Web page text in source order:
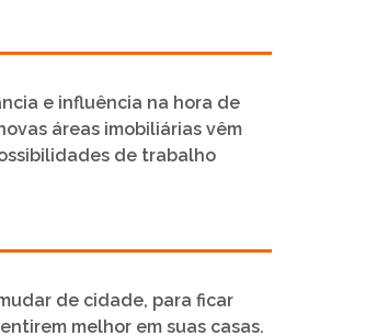
e influência na hora de
áreas imobiliárias vêm
de trabalho
de cidade, para ficar
melhor em suas casas.